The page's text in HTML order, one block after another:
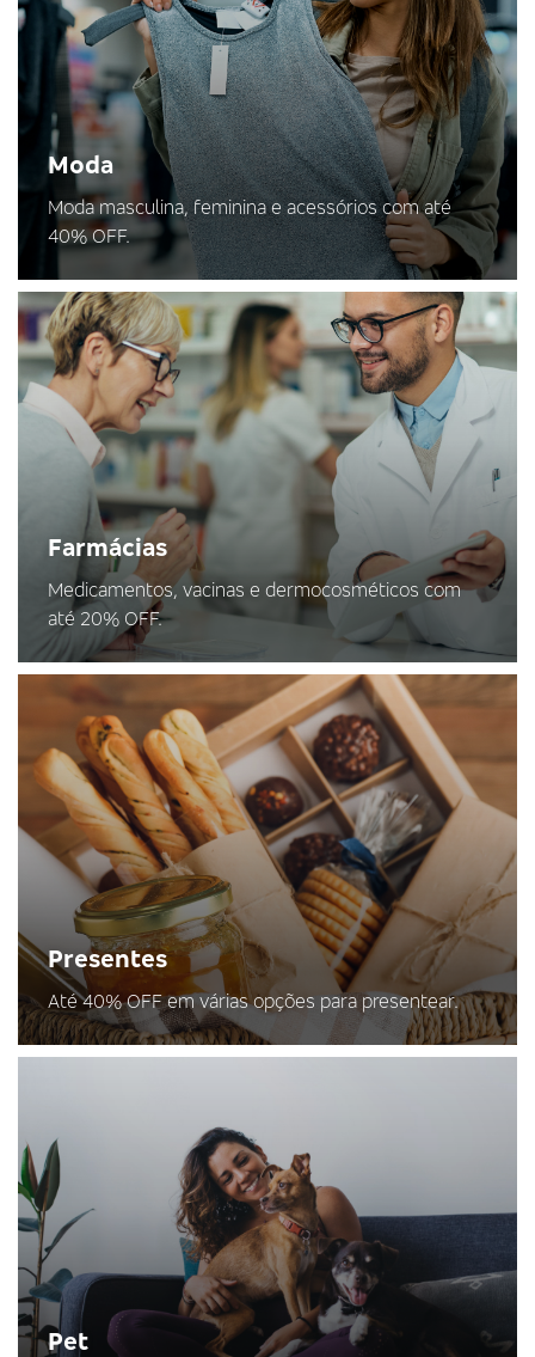
Moda
Moda masculina, feminina e acessórios com até
40% OFF.
Farmácias
Medicamentos, vacinas e dermocosméticos com
até 20% OFF.
Presentes
Até 40% OFF em várias opções para presentear.
Pet